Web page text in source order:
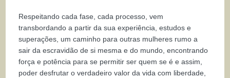
Respeitando cada fase, cada processo, vem
transbordando a partir da sua experiência, estudos e
superações, um caminho para outras mulheres rumo a
sair da escravidão de si mesma e do mundo, encontrando
força e potência para se permitir ser quem se é e assim,
poder desfrutar o verdadeiro valor da vida com liberdade,